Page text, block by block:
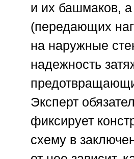
и их башмаков,
(передающих
на наружные
надежность
Эксперт
фиксирует
схему в